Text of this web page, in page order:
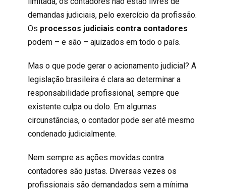
demandas judiciais, pelo exercício da profissão.
Os processos judiciais contra contadores
podem – e são – ajuizados em todo o país.
Mas o que pode gerar o acionamento judicial? A
legislação brasileira é clara ao determinar a
responsabilidade profissional, sempre que
existente culpa ou dolo. Em algumas
circunstâncias, o contador pode ser até mesmo
condenado judicialmente.
Nem sempre as ações movidas contra
contadores são justas. Diversas vezes os
profissionais são demandados sem a mínima